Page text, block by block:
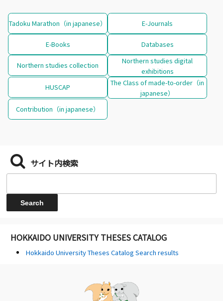
Tadoku Marathon（in japanese） E-Journals
E-Books Databases
Northern studies collection
Northern studies digital
exhibitions
HUSCAP
The Class of made-to-order（in
japanese）
Contribution（in japanese）
サイト内検索
HOKKAIDO UNIVERSITY THESES CATALOG
Hokkaido University Theses Catalog Search results